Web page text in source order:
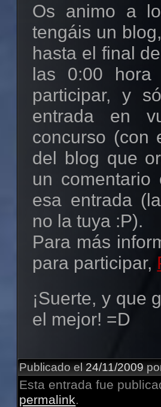
Os animo a
tengáis un
hasta el final
las 0:00 hora
participar, y
entrada en
concurso (con
del blog que
un
esa entrada
no la tuya :P).
Para más
para participar,
¡Suerte, y que
el mejor! =D
Publicado el 24/11/2009
Esta entrada fue
permalink.